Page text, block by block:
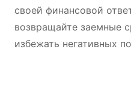
своей финансовой
возвращайте заемные
избежать негативных